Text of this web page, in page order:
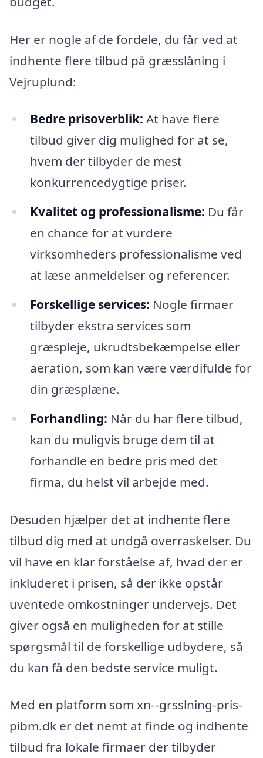
Her er nogle af de fordele, du får ved at
indhente flere tilbud på græsslåning i
Vejruplund:
Bedre prisoverblik: At have flere
tilbud giver dig mulighed for at se,
hvem der tilbyder de mest
konkurrencedygtige priser.
Kvalitet og professionalisme: Du får
en chance for at vurdere
virksomheders professionalisme ved
at læse anmeldelser og referencer.
Forskellige services: Nogle firmaer
tilbyder ekstra services som
græspleje, ukrudtsbekæmpelse eller
aeration, som kan være værdifulde for
din græsplæne.
Forhandling: Når du har flere tilbud,
kan du muligvis bruge dem til at
forhandle en bedre pris med det
firma, du helst vil arbejde med.
Desuden hjælper det at indhente flere
tilbud dig med at undgå overraskelser. Du
vil have en klar forståelse af, hvad der er
inkluderet i prisen, så der ikke opstår
uventede omkostninger undervejs. Det
giver også en muligheden for at stille
spørgsmål til de forskellige udbydere, så
du kan få den bedste service muligt.
Med en platform som xn--grsslning-pris-
pibm.dk er det nemt at finde og indhente
tilbud fra lokale firmaer der tilbyder